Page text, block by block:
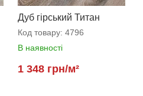
Дуб гірський Титан
Код товару: 4796
В наявності
1 348 грн/м²